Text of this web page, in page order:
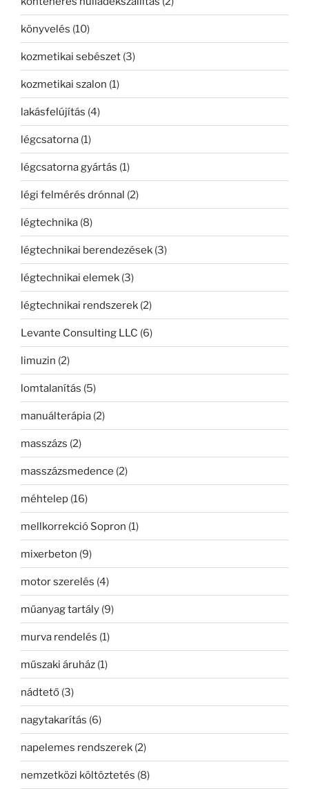
könyvelés (10)
kozmetikai sebészet (3)
kozmetikai szalon (1)
lakásfelújítás (4)
légcsatorna (1)
légcsatorna gyártás (1)
légi felmérés drónnal (2)
légtechnika (8)
légtechnikai berendezések (3)
légtechnikai elemek (3)
légtechnikai rendszerek (2)
Levante Consulting LLC (6)
limuzin (2)
lomtalanítás (5)
manuálterápia (2)
masszázs (2)
masszázsmedence (2)
méhtelep (16)
mellkorrekció Sopron (1)
mixerbeton (9)
motor szerelés (4)
műanyag tartály (9)
murva rendelés (1)
műszaki áruház (1)
nádtető (3)
nagytakarítás (6)
napelemes rendszerek (2)
nemzetközi költöztetés (8)